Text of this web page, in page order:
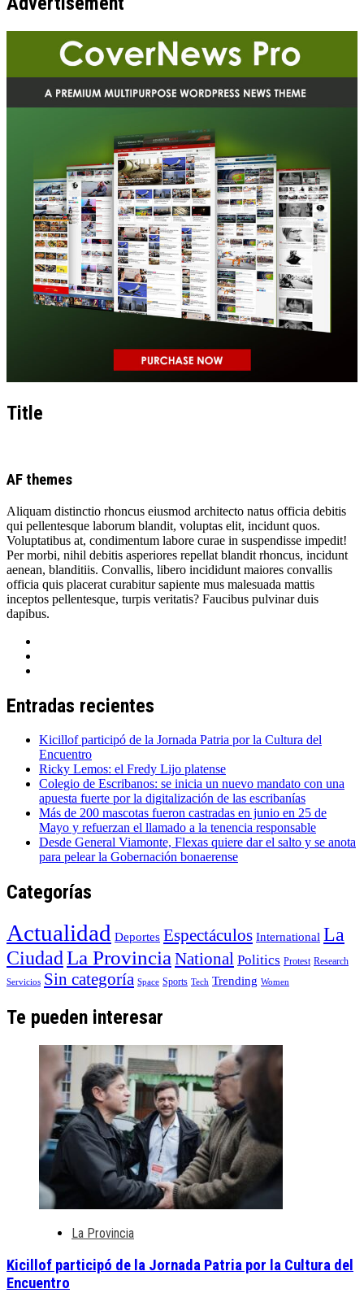
Title
AF themes
Aliquam distinctio rhoncus eiusmod architecto natus officia debitis
qui pellentesque laborum blandit, voluptas elit, incidunt quos.
Voluptatibus at, condimentum labore curae in suspendisse impedit!
Per morbi, nihil debitis asperiores repellat blandit rhoncus, incidunt
aenean, blanditiis. Convallis, libero incididunt maiores convallis
officia quis placerat curabitur sapiente mus malesuada mattis
inceptos pellentesque, turpis veritatis? Faucibus pulvinar duis
dapibus.
Entradas recientes
Kicillof participó de la Jornada Patria por la Cultura del
Encuentro
Ricky Lemos: el Fredy Lijo platense
Colegio de Escribanos: se inicia un nuevo mandato con una
apuesta fuerte por la digitalización de las escribanías
Más de 200 mascotas fueron castradas en junio en 25 de
Mayo y refuerzan el llamado a la tenencia responsable
Desde General Viamonte, Flexas quiere dar el salto y se anota
para pelear la Gobernación bonaerense
Categorías
Actualidad Deportes Espectáculos International La
CiudadLa Provincia National Politics Protest Research
Servicios Sin categoría Space Sports Tech Trending Women
Te pueden interesar
La Provincia
Kicillof participó de la Jornada Patria por la Cultura del
Encuentro